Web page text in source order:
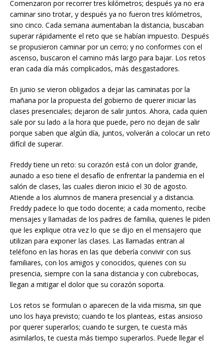
Comenzaron por recorrer tres kilómetros; después ya no era
caminar sino trotar, y después ya no fueron tres kilómetros,
sino cinco. Cada semana aumentaban la distancia, buscaban
superar rápidamente el reto que se habían impuesto. Después
se propusieron caminar por un cerro; y no conformes con el
ascenso, buscaron el camino más largo para bajar. Los retos
eran cada día más complicados, más desgastadores.
En junio se vieron obligados a dejar las caminatas por la
mañana por la propuesta del gobierno de querer iniciar las
clases presenciales; dejaron de salir juntos. Ahora, cada quien
sale por su lado a la hora que puede, pero no dejan de salir
porque saben que algún día, juntos, volverán a colocar un reto
difícil de superar.
Freddy tiene un reto: su corazón está con un dolor grande,
aunado a eso tiene el desafío de enfrentar la pandemia en el
salón de clases, las cuales dieron inicio el 30 de agosto.
Atiende a los alumnos de manera presencial y a distancia.
Freddy padece lo que todo docente; a cada momento, recibe
mensajes y llamadas de los padres de familia, quienes le piden
que les explique otra vez lo que se dijo en el mensajero que
utilizan para exponer las clases. Las llamadas entran al
teléfono en las horas en las que debería convivir con sus
familiares, con los amigos y conocidos, quienes con su
presencia, siempre con la sana distancia y con cubrebocas,
llegan a mitigar el dolor que su corazón soporta.
Los retos se formulan o aparecen de la vida misma, sin que
uno los haya previsto; cuando te los planteas, estas ansioso
por querer superarlos; cuando te surgen, te cuesta más
asimilarlos, te cuesta más tiempo superarlos. Puede llegar el